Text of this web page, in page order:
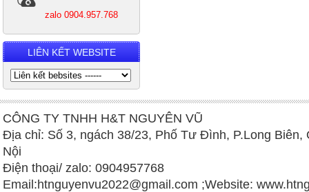
zalo 0904.957.768
LIÊN KẾT WEBSITE
CÔNG TY TNHH H&T NGUYÊN VŨ
Địa chỉ: Số 3, ngách 38/23, Phố Tư Đình, P.Long Biên,
Nội
Điện thoại/ zalo: 0904957768
Email:htnguyenvu2022@gmail.com ;Website: